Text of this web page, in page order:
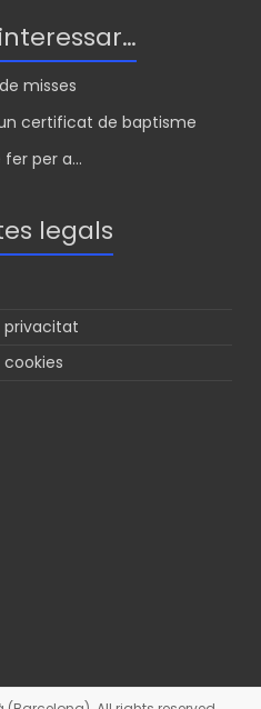
misses
certificat de baptisme
per a...
legals
privacitat